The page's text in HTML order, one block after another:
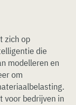
zich op
die
modelleren en
om
voor bedrijven in